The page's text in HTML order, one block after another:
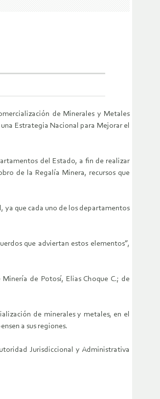
de Minerales y Metales
Estrategia Nacional para Mejorar el
del Estado, a fin de realizar
de la Regalía Minera, recursos que
que cada uno de los departamentos
que adviertan estos elementos”,
de Potosí, Elias Choque C.; de
de minerales y metales, en el
a sus regiones.
Jurisdiccional y Administrativa